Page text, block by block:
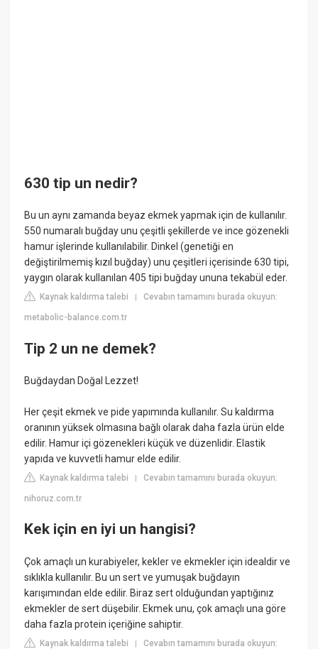
630 tip un nedir?
Bu un aynı zamanda beyaz ekmek yapmak için de kullanılır.
550 numaralı buğday unu çeşitli şekillerde ve ince gözenekli
hamur işlerinde kullanılabilir. Dinkel (genetiği en
değiştirilmemiş kızıl buğday) unu çeşitleri içerisinde 630 tipi,
yaygın olarak kullanılan 405 tipi buğday ununa tekabül eder.
Kaynak kaldırma talebi |Cevabın tamamını burada okuyun:
metabolic-balance.com.tr
Tip 2 un ne demek?
Buğdaydan Doğal Lezzet!
Her çeşit ekmek ve pide yapımında kullanılır. Su kaldırma
oranının yüksek olmasına bağlı olarak daha fazla ürün elde
edilir. Hamur içi gözenekleri küçük ve düzenlidir. Elastik
yapıda ve kuvvetli hamur elde edilir.
Kaynak kaldırma talebi |Cevabın tamamını burada okuyun:
nihoruz.com.tr
Kek için en iyi un hangisi?
Çok amaçlı un kurabiyeler, kekler ve ekmekler için idealdir ve
sıklıkla kullanılır. Bu un sert ve yumuşak buğdayın
karışımından elde edilir. Biraz sert olduğundan yaptığınız
ekmekler de sert düşebilir. Ekmek unu, çok amaçlı una göre
daha fazla protein içeriğine sahiptir.
Kaynak kaldırma talebi |Cevabın tamamını burada okuyun: